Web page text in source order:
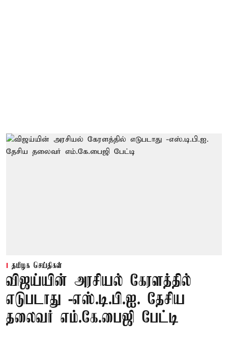
தமிழக செய்திகள்
விஜய்யின் அரசியல் கேரளத்தில்
எடுபடாது -எஸ்.டி.பி.ஐ. தேசிய
தலைவர் எம்.கே.பைஜி பேட்டி